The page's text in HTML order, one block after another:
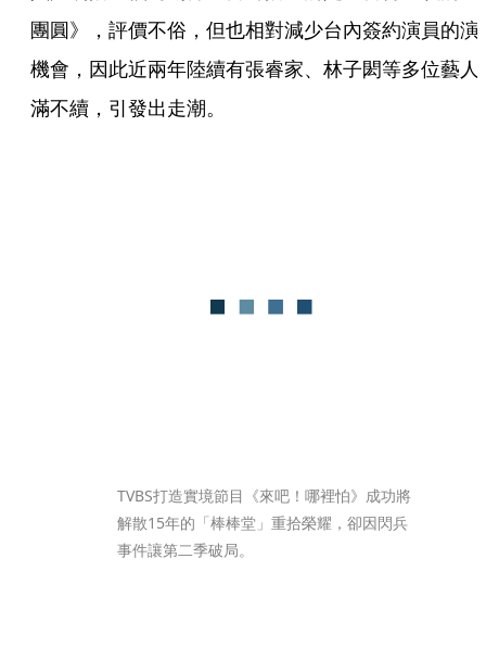
團圓》，評價不俗，但也相對減少台內簽約演員的演
機會，因此近兩年陸續有張睿家、林子閎等多位藝人
滿不續，引發出走潮。
TVBS打造實境節目《來吧！哪裡怕》成功將
解散15年的「棒棒堂」重拾榮耀，卻因閃兵
事件讓第二季破局。